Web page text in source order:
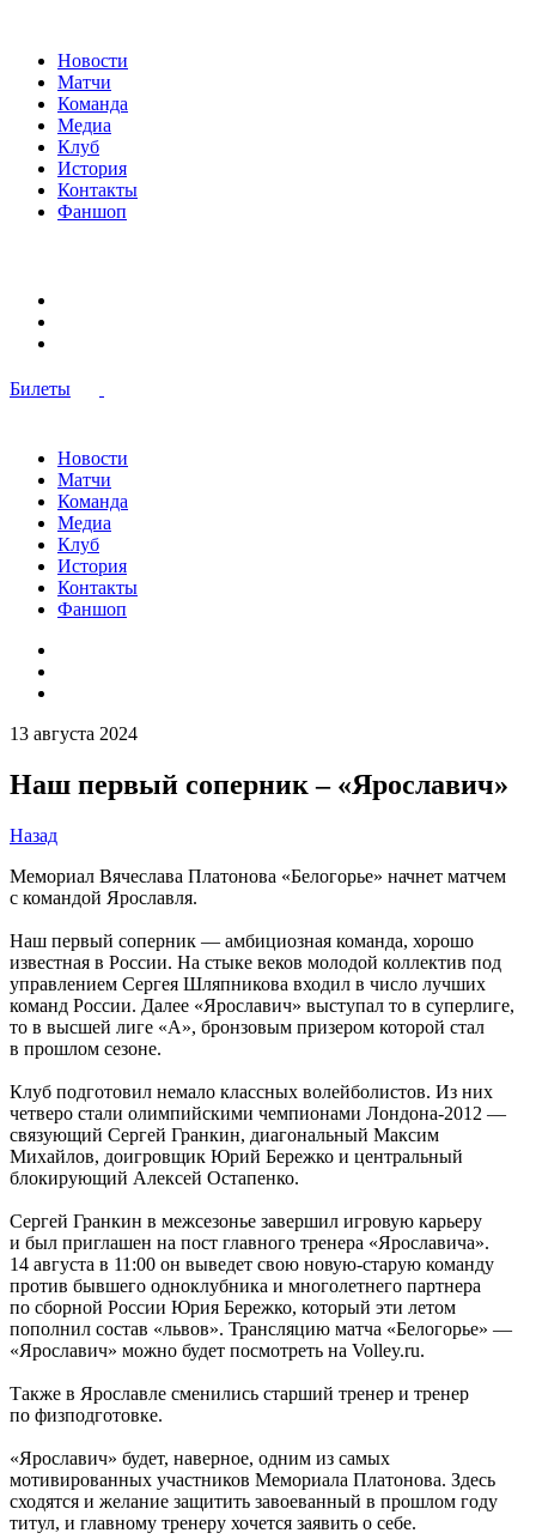
Новости
Матчи
Команда
Медиа
Клуб
История
Контакты
Фаншоп
Билеты
Новости
Матчи
Команда
Медиа
Клуб
История
Контакты
Фаншоп
13 августа 2024
Наш первый соперник – «Ярославич»
Назад
Мемориал Вячеслава Платонова «Белогорье» начнет матчем
с командой Ярославля.
Наш первый соперник — амбициозная команда, хорошо
известная в России. На стыке веков молодой коллектив под
управлением Сергея Шляпникова входил в число лучших
команд России. Далее «Ярославич» выступал то в суперлиге,
то в высшей лиге «А», бронзовым призером которой стал
в прошлом сезоне.
Клуб подготовил немало классных волейболистов. Из них
четверо стали олимпийскими чемпионами Лондона-2012 —
связующий Сергей Гранкин, диагональный Максим
Михайлов, доигровщик Юрий Бережко и центральный
блокирующий Алексей Остапенко.
Сергей Гранкин в межсезонье завершил игровую карьеру
и был приглашен на пост главного тренера «Ярославича».
14 августа в 11:00 он выведет свою новую-старую команду
против бывшего одноклубника и многолетнего партнера
по сборной России Юрия Бережко, который эти летом
пополнил состав «львов». Трансляцию матча «Белогорье» —
«Ярославич» можно будет посмотреть на Volley.ru.
Также в Ярославле сменились старший тренер и тренер
по физподготовке.
«Ярославич» будет, наверное, одним из самых
мотивированных участников Мемориала Платонова. Здесь
сходятся и желание защитить завоеванный в прошлом году
титул, и главному тренеру хочется заявить о себе.